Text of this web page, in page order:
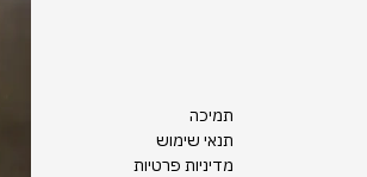
תמיכה
תנאי שימוש
מדיניות פרטיות